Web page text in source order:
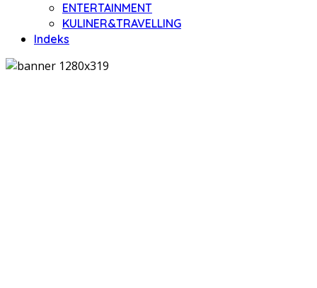
ENTERTAINMENT
KULINER&TRAVELLING
Indeks